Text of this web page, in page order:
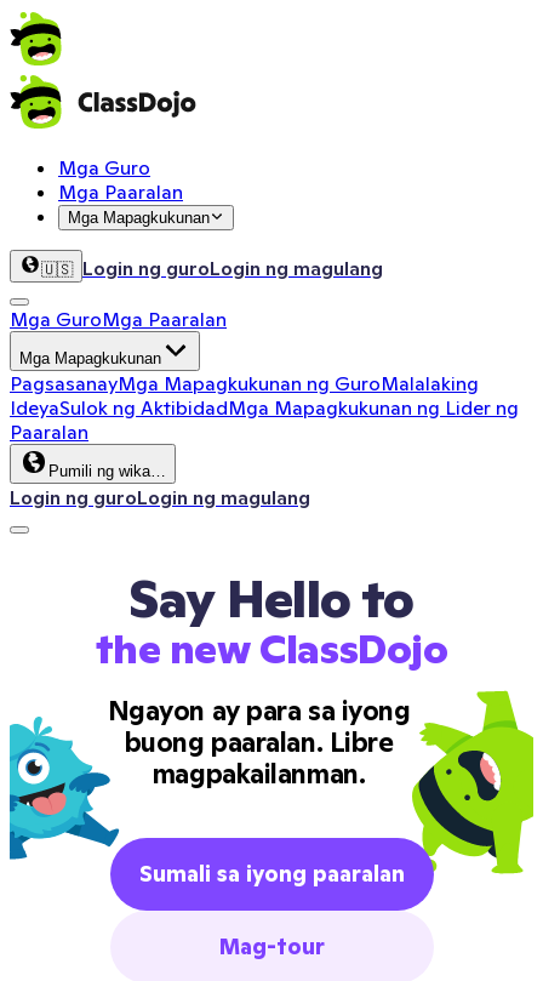
Mga Guro
Mga Paaralan
Mga Mapagkukunan
🇺🇸 Login ng guroLogin ng magulang
Mga GuroMga Paaralan
Mga Mapagkukunan
PagsasanayMga Mapagkukunan ng GuroMalalaking
IdeyaSulok ng AktibidadMga Mapagkukunan ng Lider ng
Paaralan
Pumili ng wika…
Login ng guroLogin ng magulang
Say Hello to
the new ClassDojo
Ngayon ay para sa iyong
buong paaralan. Libre
magpakailanman.
Mag-tour
Sumali sa iyong paaralan